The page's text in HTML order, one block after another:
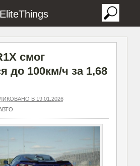
EliteThings
смог
до 100км/ч за 1,68
В 19.01.2026